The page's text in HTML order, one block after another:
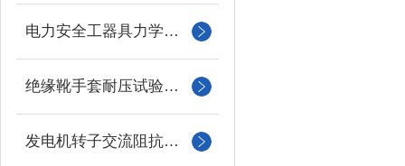
电力安全工器具力学性能试验机
绝缘靴手套耐压试验装置
发电机转子交流阻抗测试仪